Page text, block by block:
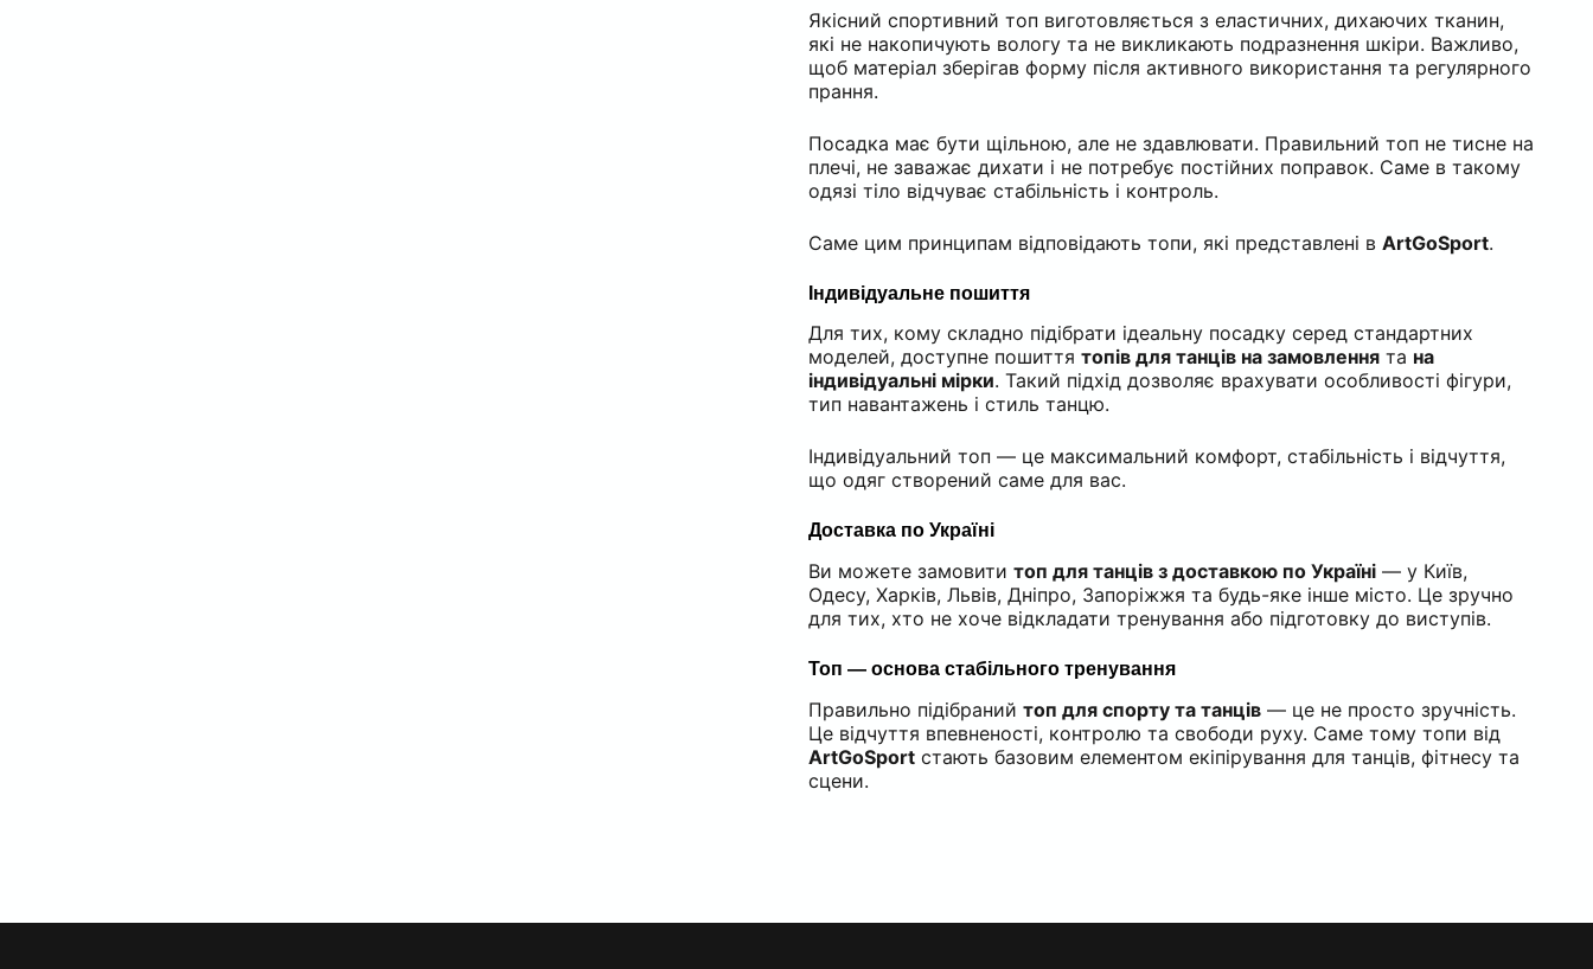
Якісний спортивний топ виготовляється з еластичних, дихаючих тканин,
які не накопичують вологу та не викликають подразнення шкіри. Важливо,
щоб матеріал зберігав форму після активного використання та регулярного
прання.
Посадка має бути щільною, але не здавлювати. Правильний топ не тисне на
плечі, не заважає дихати і не потребує постійних поправок. Саме в такому
одязі тіло відчуває стабільність і контроль.
Саме цим принципам відповідають топи, які представлені в ArtGoSport.
Індивідуальне пошиття
Для тих, кому складно підібрати ідеальну посадку серед стандартних
моделей, доступне пошиття топів для танців на замовлення та на
індивідуальні мірки. Такий підхід дозволяє врахувати особливості фігури,
тип навантажень і стиль танцю.
Індивідуальний топ — це максимальний комфорт, стабільність і відчуття,
що одяг створений саме для вас.
Доставка по Україні
Ви можете замовити топ для танців з доставкою по Україні — у Київ,
Одесу, Харків, Львів, Дніпро, Запоріжжя та будь-яке інше місто. Це зручно
для тих, хто не хоче відкладати тренування або підготовку до виступів.
Топ — основа стабільного тренування
Правильно підібраний топ для спорту та танців — це не просто зручність.
Це відчуття впевненості, контролю та свободи руху. Саме тому топи від
ArtGoSport стають базовим елементом екіпірування для танців, фітнесу та
сцени.